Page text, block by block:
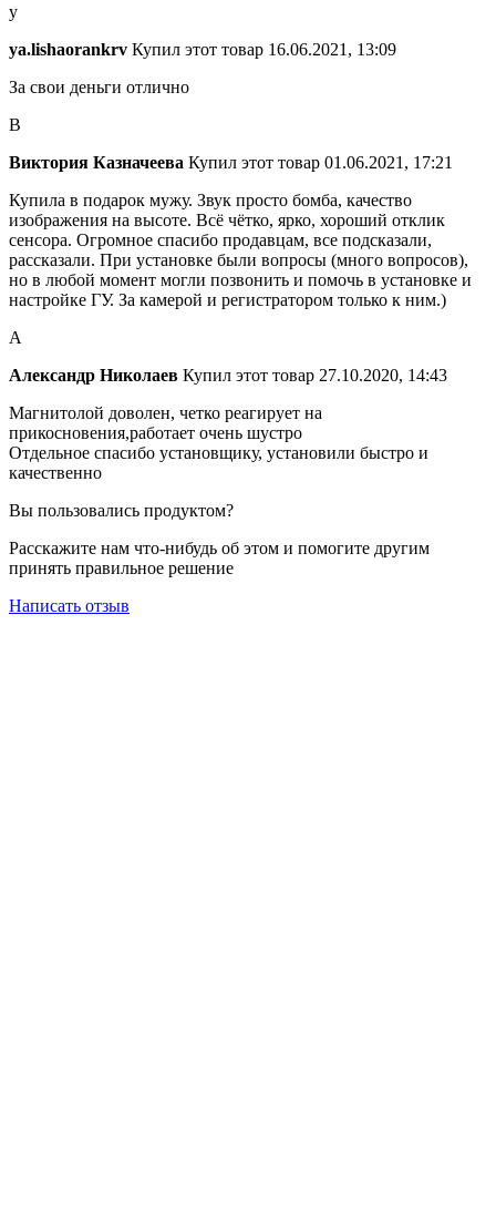
y
ya.lishaorankrv Купил этот товар 16.06.2021, 13:09
За свои деньги отлично
В
Виктория Казначеева Купил этот товар 01.06.2021, 17:21
Купила в подарок мужу. Звук просто бомба, качество
изображения на высоте. Всё чётко, ярко, хороший отклик
сенсора. Огромное спасибо продавцам, все подсказали,
рассказали. При установке были вопросы (много вопросов),
но в любой момент могли позвонить и помочь в установке и
настройке ГУ. За камерой и регистратором только к ним.)
А
Александр Николаев Купил этот товар 27.10.2020, 14:43
Магнитолой доволен, четко реагирует на
прикосновения,работает очень шустро
Отдельное спасибо установщику, установили быстро и
качественно
Вы пользовались продуктом?
Расскажите нам что-нибудь об этом и помогите другим
принять правильное решение
Написать отзыв